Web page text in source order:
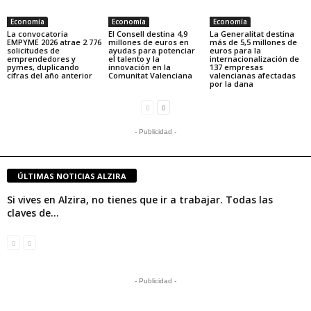
Economía
La convocatoria
EMPYME 2026 atrae 2.776
solicitudes de
emprendedores y
pymes, duplicando
cifras del año anterior
Economía
El Consell destina 4,9
millones de euros en
ayudas para potenciar
el talento y la
innovación en la
Comunitat Valenciana
Economía
La Generalitat destina
más de 5,5 millones de
euros para la
internacionalización de
137 empresas
valencianas afectadas
por la dana
- Publicidad -
ÚLTIMAS NOTICIAS ALZIRA
Si vives en Alzira, no tienes que ir a trabajar. Todas las
claves de...
- Publicidad -